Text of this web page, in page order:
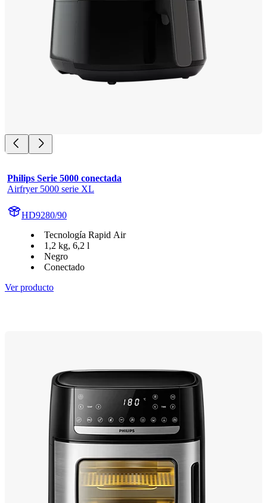
Philips Serie 5000 conectada
Airfryer 5000 serie XL
HD9280/90
Tecnología Rapid Air
1,2 kg, 6,2 l
Negro
Conectado
Ver producto